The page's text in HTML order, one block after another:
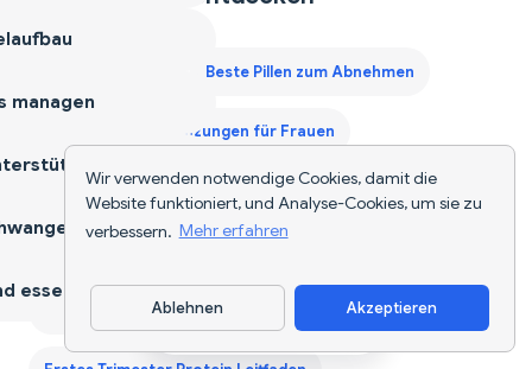
Wir verwenden notwendige Cookies, damit die
Website funktioniert, und Analyse-Cookies, um sie zu
verbessern. Mehr erfahren
Ablehnen Akzeptieren
Beste Pillen zum Abnehmen
Beste Proteinergänzungen für Frauen
Diät-App
Ernährungsplan für 40-jährige Männer
App herunterladen
managen
essen